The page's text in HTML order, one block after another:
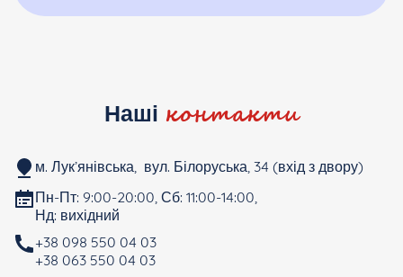
Наші контакти
м. Лук’янівська, вул. Білоруська, 34 (вхід з двору)
Пн-Пт: 9:00-20:00, Сб: 11:00-14:00,
Нд: вихідний
+38 098 550 04 03
+38 063 550 04 03